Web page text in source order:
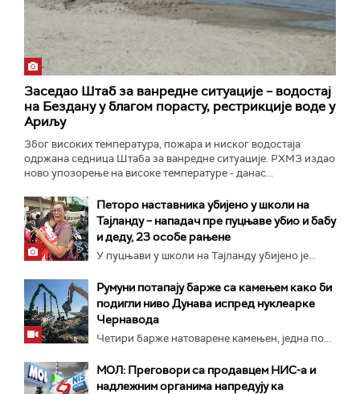
Заседао Штаб за ванредне ситуације – водостај
на Бездану у благом порасту, рестрикције воде у
Ариљу
Због високих температура, пожара и ниског водостаја
одржана седница Штаба за ванредне ситуације. РХМЗ издао
ново упозорење на високе температуре - данас...
Петоро наставника убијено у школи на
Тајланду – нападач пре пуцњаве убио и бабу
и деду, 23 особе рањене
У пуцњави у школи на Тајланду убијено је...
Румуни потапају барже са камењем како би
подигли ниво Дунава испред нуклеарке
Чернавода
Четири барже натоварене камењен, једна по...
МОЛ: Преговори са продавцем НИС-а и
надлежним органима напредују ка